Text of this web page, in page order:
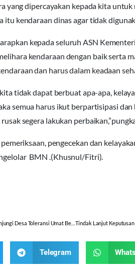
yang dipercayakan kepada kita
kendaraan dinas agar tidak
kepada seluruh ASN
kendaraan dengan baik serta
dan harus dalam keadaan
tidak dapat berbuat apa-apa,
semua harus ikut berpartisipasi
segera lakukan
pengecekan dan
BMN .(Khusnul/Fitri).
Tim Kanwil Kemenag Provinsi Jawa Tengah Kunjungi Desa Toleransi Umat Beragama Kabupaten Wonosobo
Telegram